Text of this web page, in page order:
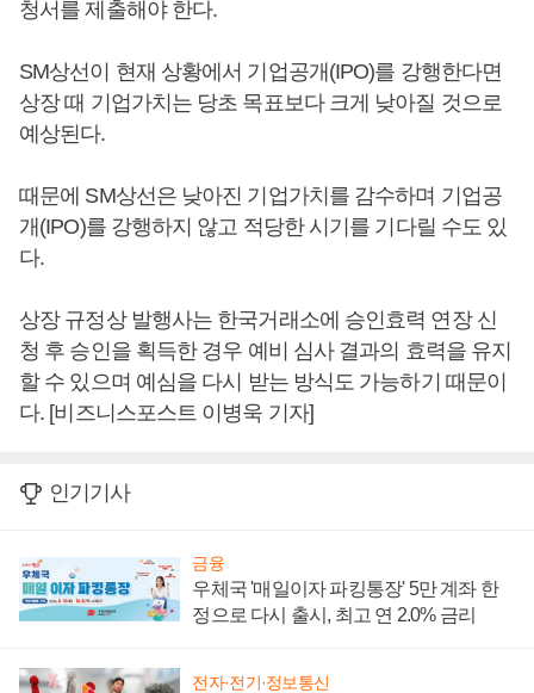
청서를 제출해야 한다.
SM상선이 현재 상황에서 기업공개(IPO)를 강행한다면
상장 때 기업가치는 당초 목표보다 크게 낮아질 것으로
예상된다.
때문에 SM상선은 낮아진 기업가치를 감수하며 기업공
개(IPO)를 강행하지 않고 적당한 시기를 기다릴 수도 있
다.
상장 규정상 발행사는 한국거래소에 승인효력 연장 신
청 후 승인을 획득한 경우 예비 심사 결과의 효력을 유지
할 수 있으며 예심을 다시 받는 방식도 가능하기 때문이
다. [비즈니스포스트 이병욱 기자]
인기기사
금융
우체국 '매일이자 파킹통장' 5만 계좌 한
정으로 다시 출시, 최고 연 2.0% 금리
전자·전기·정보통신